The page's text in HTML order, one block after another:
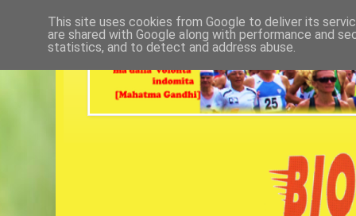
This site uses cookies from Google to deliver its
are shared with Google along with performance and
statistics, and to detect and address abuse.